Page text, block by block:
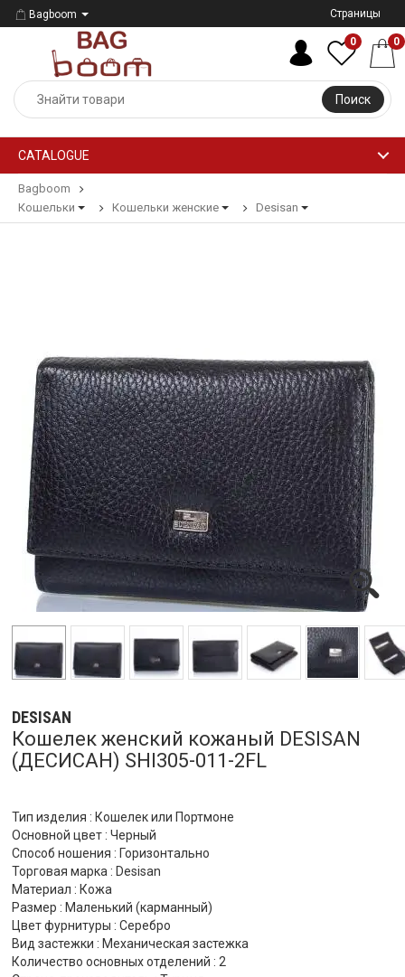
Bagboom Страницы
Поиск
0 0
CATALOGUE
Bagboom
Кошельки
Кошельки женские Desisan
DESISAN
Кошелек женский кожаный DESISAN
(ДЕСИСАН) SHI305-011-2FL
Тип изделия : Кошелек или Портмоне
Основной цвет : Черный
Способ ношения : Горизонтально
Торговая марка : Desisan
Материал : Кожа
Размер : Маленький (карманный)
Цвет фурнитуры : Серебро
Вид застежки : Механическая застежка
Количество основных отделений : 2